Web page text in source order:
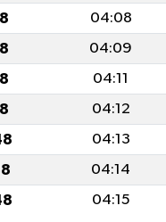
04:08
04:09
04:11
04:12
04:13
04:14
04:15